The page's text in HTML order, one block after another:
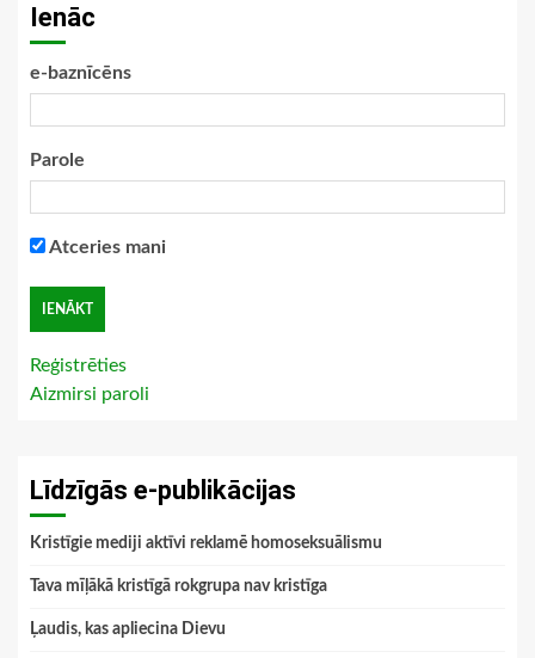
Ienāc
e-baznīcēns
Parole
Atceries mani
Reģistrēties
Aizmirsi paroli
Līdzīgās e-publikācijas
Kristīgie mediji aktīvi reklamē homoseksuālismu
Tava mīļākā kristīgā rokgrupa nav kristīga
Ļaudis, kas apliecina Dievu